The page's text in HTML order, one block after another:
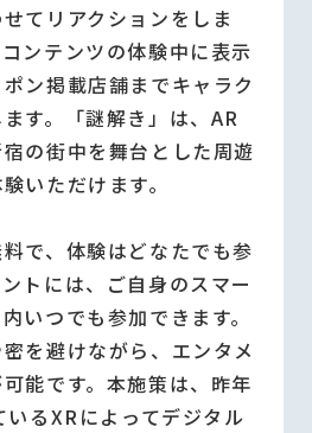
てリアクションをしま
ンテンツの体験中に表示
ン掲載店舗までキャラク
す。「謎解き」は、AR
の街中を舞台とした周遊
いただけます。
で、体験はどなたでも参
トには、ご自身のスマー
いつでも参加できます。
を避けながら、エンタメ
能です。本施策は、昨年
るXRによってデジタル